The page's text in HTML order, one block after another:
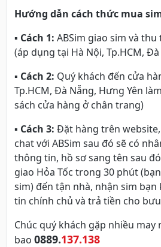
Hướng dẫn cách thức mua
▪ Cách 1: ABSim giao sim và
(áp dụng tại Hà Nội, Tp.HCM,
▪ Cách 2: Quý khách đến cửa
Tp.HCM, Đà Nẵng, Hưng Yên
sách cửa hàng ở chân trang)
▪ Cách 3: Đặt hàng trên
chat với ABSim sau đó sẽ có
thông tin, hồ sơ sang tên sau
giao Hỏa Tốc trong 30 phút
sim) đến tận nhà, nhận sim
tin chính chủ và trả tiền cho
Chúc quý khách gặp nhiều
bao 0889.137.138